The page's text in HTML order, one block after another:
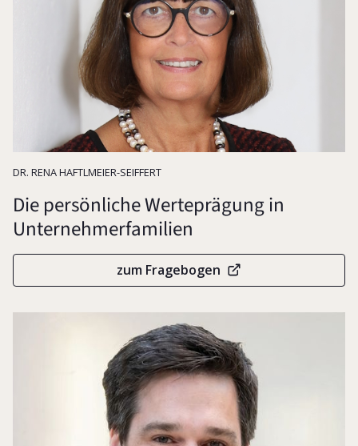
Werteorientierung
DR. RENA HAFTLMEIER-SEIFFERT
Die persönliche Werteprägung in
Unternehmerfamilien
zum Fragebogen